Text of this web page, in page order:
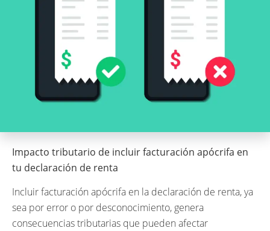
Impacto tributario de incluir facturación apócrifa en
tu declaración de renta
Incluir facturación apócrifa en la declaración de renta, ya
sea por error o por desconocimiento, genera
consecuencias tributarias que pueden afectar